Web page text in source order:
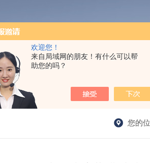
欢迎您！
来自局域网的朋友！有什么可以帮
助您的吗？
您的